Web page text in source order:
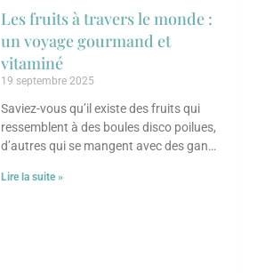
Les fruits à travers le monde :
un voyage gourmand et
vitaminé
19 septembre 2025
Saviez-vous qu’il existe des fruits qui
ressemblent à des boules disco poilues,
d’autres qui se mangent avec des gants,
Lire la suite »